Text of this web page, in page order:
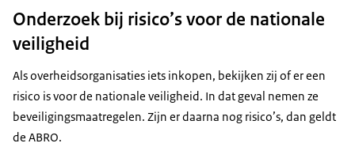
Onderzoek bij risico’s voor de nationale
veiligheid
Als overheidsorganisaties iets inkopen, bekijken zij of er een
risico is voor de nationale veiligheid. In dat geval nemen ze
beveiligingsmaatregelen. Zijn er daarna nog risico’s, dan geldt
de ABRO.